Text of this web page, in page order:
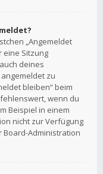
„Angemeldet
eine Sitzung
deines
zu
bleiben“ beim
wenn du
Beispiel in einem
nicht zur Verfügung
Board-Administration